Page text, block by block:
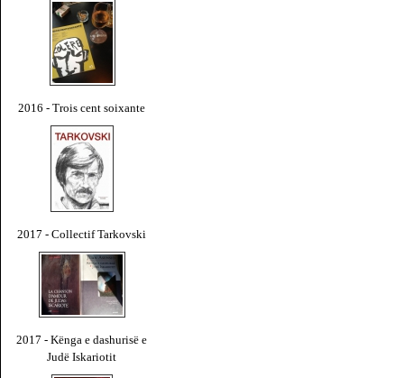
2016 - Trois cent soixante
2017 - Collectif Tarkovski
2017 - Kënga e dashurisë e
Judë Iskariotit